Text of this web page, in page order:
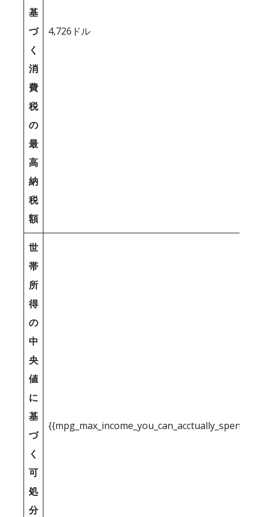
基
づ
く
消
費
税
の
最
高
納
税
額
4,726ドル
世
帯
所
得
の
中
央
値
に
基
づ
く
可
処
分